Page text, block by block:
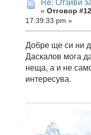
« Отговор
17:39:33 pm »
Добре ще си ни
Даскалов мога
неща, а и не
интересува.